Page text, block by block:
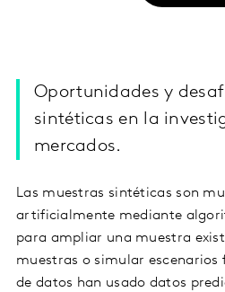
Oportunidades y
sintéticas en la
mercados.
Las muestras sintéticas son
artificialmente mediante
para ampliar una muestra
muestras o simular escenarios
de datos han usado datos